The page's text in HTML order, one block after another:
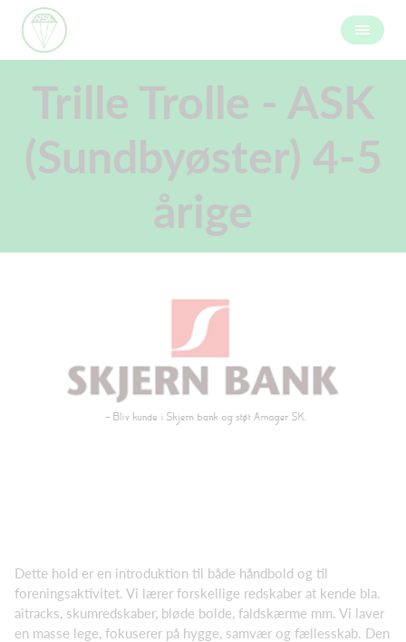
Trille Trolle - ASK
(Sundbyøster) 4-5
årige
Dette hold er en introduktion til både håndbold og til
foreningsaktivitet. Vi lærer forskellige redskaber at kende bla.
aitracks, skumredskaber, bløde bolde, faldskærme mm. Vi laver
en masse lege, fokuserer på hygge, samvær og fællesskab. Den